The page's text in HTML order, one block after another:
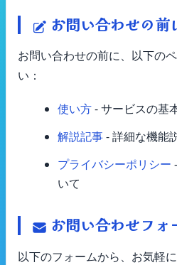
お問い合わせの前
お問い合わせの前に、以下の
い：
使い方- サービスの基
解説記事- 詳細な機能
プライバシーポリシー
いて
お問い合わせフォ
以下のフォームから、お気軽